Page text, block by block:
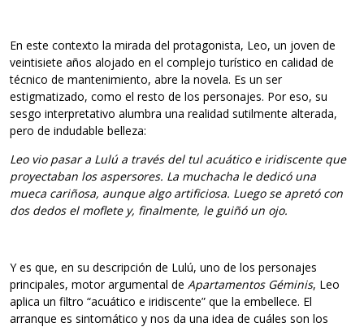
En este contexto la mirada del protagonista, Leo, un joven de
veintisiete años alojado en el complejo turístico en calidad de
técnico de mantenimiento, abre la novela. Es un ser
estigmatizado, como el resto de los personajes. Por eso, su
sesgo interpretativo alumbra una realidad sutilmente alterada,
pero de indudable belleza:
Leo vio pasar a Lulú a través del tul acuático e iridiscente que
proyectaban los aspersores. La muchacha le dedicó una
mueca cariñosa, aunque algo artificiosa. Luego se apretó con
dos dedos el moflete y, finalmente, le guiñó un ojo.
Y es que, en su descripción de Lulú, uno de los personajes
principales, motor argumental de Apartamentos Géminis, Leo
aplica un filtro “acuático e iridiscente” que la embellece. El
arranque es sintomático y nos da una idea de cuáles son los